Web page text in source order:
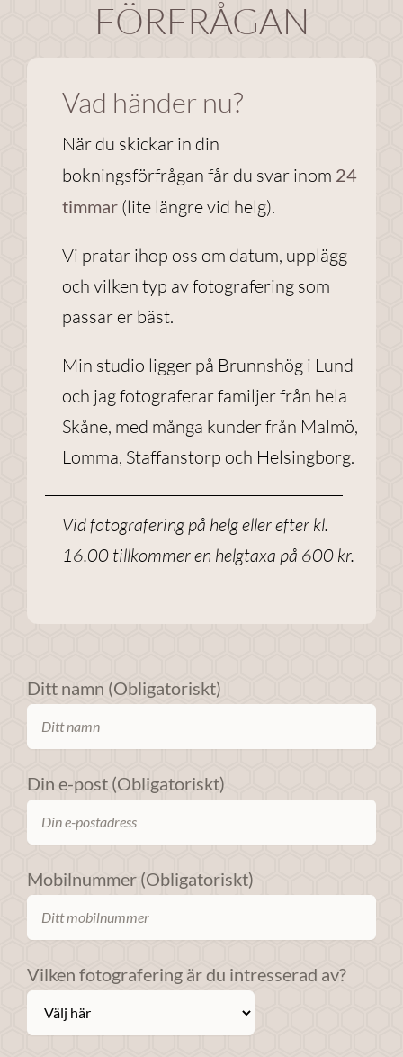
FÖRFRÅGAN
Vad händer nu?
När du skickar in din
bokningsförfrågan får du svar inom 24
timmar(lite längre vid helg).
Vi pratar ihop oss om datum, upplägg
och vilken typ av fotografering som
passar er bäst.
Min studio ligger på Brunnshög i Lund
och jag fotograferar familjer från hela
Skåne, med många kunder från Malmö,
Lomma, Staffanstorp och Helsingborg.
Vid fotografering på helg eller efter kl.
16.00 tillkommer en helgtaxa på 600 kr.
Ditt namn (Obligatoriskt)
Din e-post (Obligatoriskt)
Mobilnummer (Obligatoriskt)
Vilken fotografering är du intresserad av?
cookies går
bort. De
behövs för
webbplatsen
taget ska
fungera.
För att vi ska
kunna
förbättra
funktionalitet
baserat på
För att
ska prestera
möjligt under
ditt besök.
Om du nekar
dessa
cookies
kommer viss
funktionalitet
att försvinna
webbplatsen.